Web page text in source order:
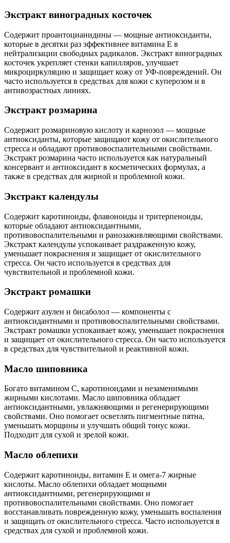
Экстракт виноградных косточек
Содержит проантоцианидины — мощные антиоксиданты,
которые в десятки раз эффективнее витамина E в
нейтрализации свободных радикалов. Экстракт виноградных
косточек укрепляет стенки капилляров, улучшает
микроциркуляцию и защищает кожу от УФ-повреждений. Он
часто используется в средствах для кожи с куперозом и в
антивозрастных линиях.
Экстракт розмарина
Содержит розмариновую кислоту и карнозол — мощные
антиоксиданты, которые защищают кожу от окислительного
стресса и обладают противовоспалительными свойствами.
Экстракт розмарина часто используется как натуральный
консервант и антиоксидант в косметических формулах, а
также в средствах для жирной и проблемной кожи.
Экстракт календулы
Содержит каротиноиды, флавоноиды и тритерпеноиды,
которые обладают антиоксидантными,
противовоспалительными и ранозаживляющими свойствами.
Экстракт календулы успокаивает раздраженную кожу,
уменьшает покраснения и защищает от окислительного
стресса. Он часто используется в средствах для
чувствительной и проблемной кожи.
Экстракт ромашки
Содержит азулен и бисаболол — компоненты с
антиоксидантными и противовоспалительными свойствами.
Экстракт ромашки успокаивает кожу, уменьшает покраснения
и защищает от окислительного стресса. Он часто используется
в средствах для чувствительной и реактивной кожи.
Масло шиповника
Богато витамином C, каротиноидами и незаменимыми
жирными кислотами. Масло шиповника обладает
антиоксидантными, увлажняющими и регенерирующими
свойствами. Оно помогает осветлять пигментные пятна,
уменьшать морщины и улучшать общий тонус кожи.
Подходит для сухой и зрелой кожи.
Масло облепихи
Содержит каротиноиды, витамин E и омега-7 жирные
кислоты. Масло облепихи обладает мощными
антиоксидантными, регенерирующими и
противовоспалительными свойствами. Оно помогает
восстанавливать поврежденную кожу, уменьшать воспаления
и защищать от окислительного стресса. Часто используется в
средствах для сухой и проблемной кожи.